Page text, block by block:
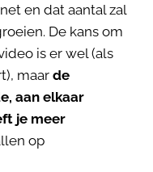
en dat aantal zal
De kans om
is er wel (als
maar de
aan elkaar
je meer
op